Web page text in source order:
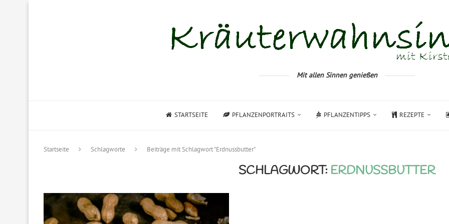
Mit allen Sinnen genießen
STARTSEITE PFLANZENPORTRAITS PFLANZENTIPPS REZEPTE
Startseite Schlagworte Beiträge mit Schlagwort "Erdnussbutter"
SCHLAGWORT: ERDNUSSBUTTER